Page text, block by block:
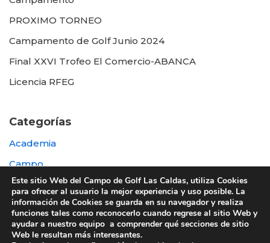
PROXIMO TORNEO
Campamento de Golf Junio 2024
Final XXVI Trofeo El Comercio-ABANCA
Licencia RFEG
Categorías
Academia
Campo
Destacada
Otras
Este sitio Web del Campo de Golf Las Caldas, utiliza Cookies
para ofrecer al usuario la mejor experiencia y uso posible. La
información de Cookies se guarda en su navegador y realiza
funciones tales como reconocerlo cuando regrese al sitio Web y
ayudar a nuestro equipo a comprender qué secciones de sitio
Web le resultan más interesantes.